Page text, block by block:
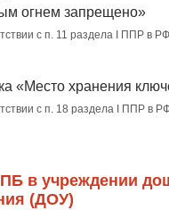
огнем запрещено»
с п. 11 раздела I ППР в
«Место хранения
с п. 18 раздела I ППР в
в учреждении
(ДОУ)